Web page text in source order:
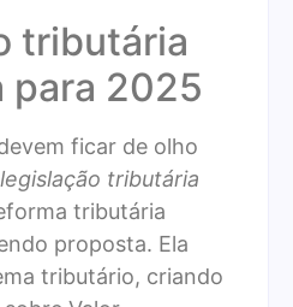
tributária
para 2025
ficar de olho
tributária
tributária
proposta. Ela
tributário, criando